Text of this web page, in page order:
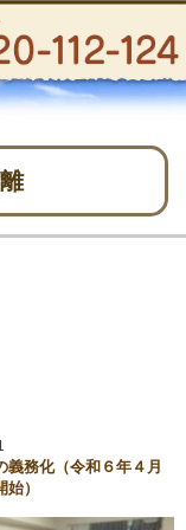
義務化（令和６年４月
）